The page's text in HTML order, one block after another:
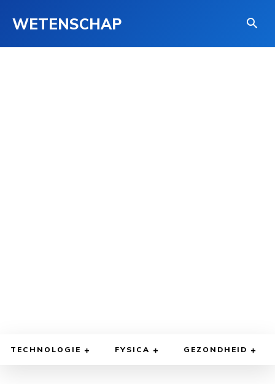
WETENSCHAP
TECHNOLOGIE FYSICA GEZONDHEID